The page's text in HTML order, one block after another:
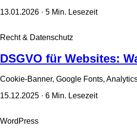
13.01.2026 · 5 Min. Lesezeit
Recht & Datenschutz
DSGVO für Websites:
Cookie-Banner, Google Fonts,
15.12.2025 · 6 Min. Lesezeit
WordPress